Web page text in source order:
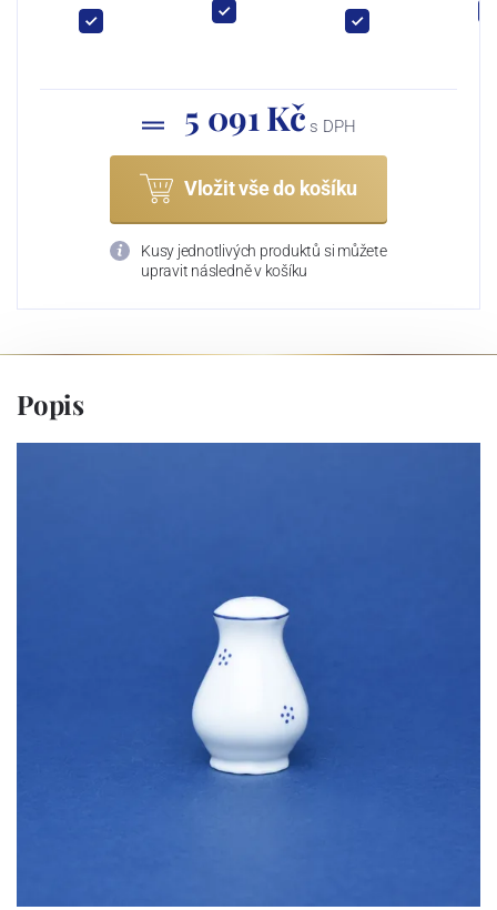
5 091 Kč s DPH
Vložit vše do košíku
Kusy jednotlivých produktů si můžete
upravit následně v košíku
Popis